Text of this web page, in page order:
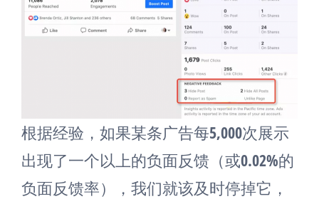
根据经验，如果某条广告每5,000次展示
出现了一个以上的负面反馈（或0.02%的
负面反馈率），我们就该及时停掉它，